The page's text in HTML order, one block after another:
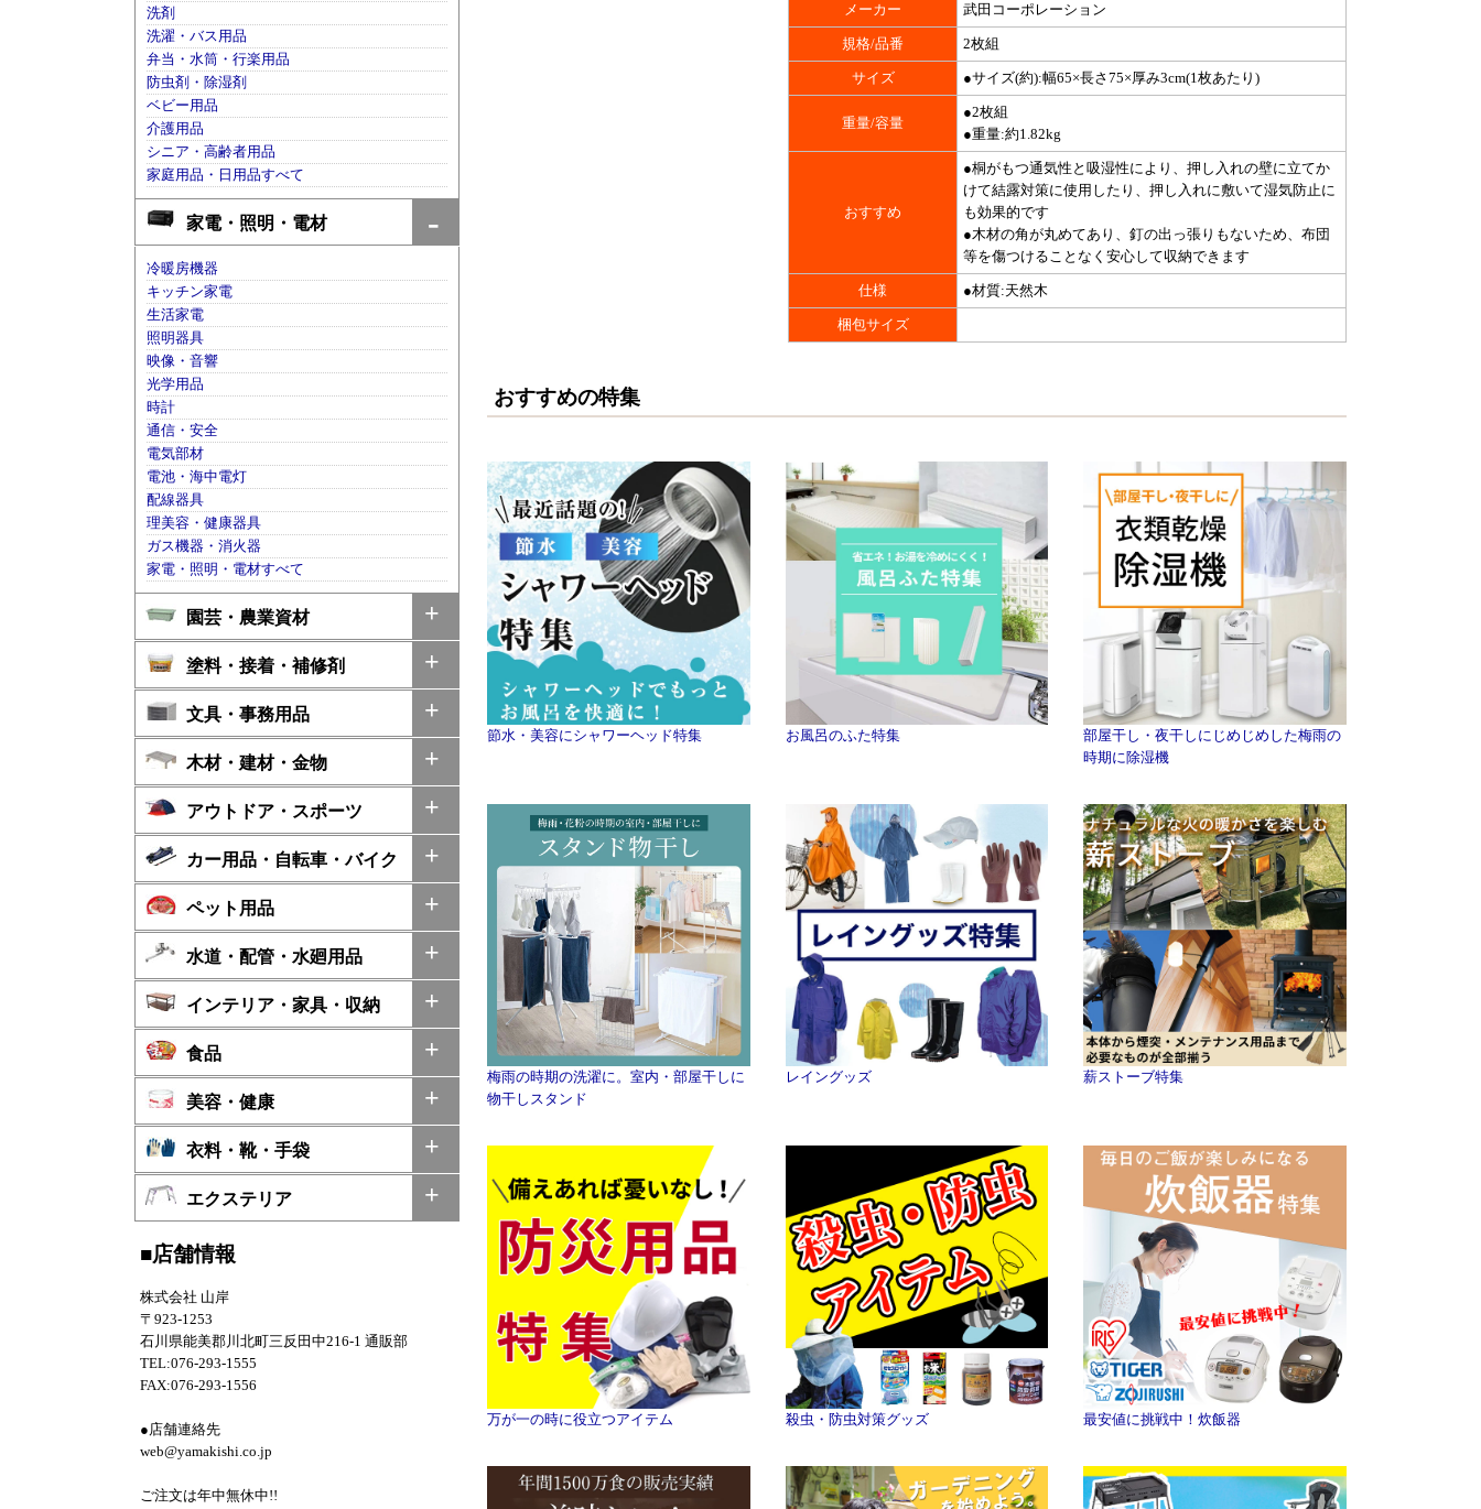
洗剤
洗濯・バス用品
弁当・水筒・行楽用品
防虫剤・除湿剤
ベビー用品
介護用品
シニア・高齢者用品
家庭用品・日用品すべて
家電・照明・電材
冷暖房機器
キッチン家電
生活家電
照明器具
映像・音響
光学用品
時計
通信・安全
電気部材
電池・海中電灯
配線器具
理美容・健康器具
ガス機器・消火器
家電・照明・電材すべて
園芸・農業資材
塗料・接着・補修剤
文具・事務用品
木材・建材・金物
アウトドア・スポーツ
カー用品・自転車・バイク
ペット用品
水道・配管・水廻用品
インテリア・家具・収納
食品
美容・健康
衣料・靴・手袋
エクステリア
■店舗情報
株式会社 山岸
〒923-1253
石川県能美郡川北町三反田中216-1 通販部
TEL:076-293-1555
FAX:076-293-1556
●店舗連絡先
web@yamakishi.co.jp
ご注文は年中無休中!!
メーカー 武田コーポレーション
規格/品番 2枚組
サイズ ●サイズ(約):幅65×長さ75×厚み3cm(1枚あたり)
重量/容量
●2枚組
●重量:約1.82kg
おすすめ
●桐がもつ通気性と吸湿性により、押し入れの壁に立てか
けて結露対策に使用したり、押し入れに敷いて湿気防止に
も効果的です
●木材の角が丸めてあり、釘の出っ張りもないため、布団
等を傷つけることなく安心して収納できます
仕様 ●材質:天然木
梱包サイズ
おすすめの特集
節水・美容にシャワーヘッド特集 お風呂のふた特集
部屋干し・夜干しにじめじめした梅雨の
時期に除湿機
梅雨の時期の洗濯に。室内・部屋干しに
物干しスタンド
レイングッズ 薪ストーブ特集
万が一の時に役立つアイテム 殺虫・防虫対策グッズ 最安値に挑戦中！炊飯器